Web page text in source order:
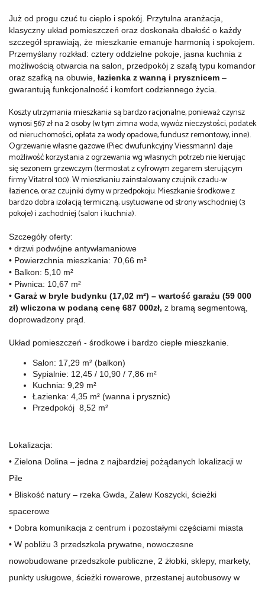
Już od progu czuć tu ciepło i spokój. Przytulna aranżacja,
klasyczny układ pomieszczeń oraz doskonała dbałość o każdy
szczegół sprawiają, że mieszkanie emanuje harmonią i spokojem.
Przemyślany rozkład: cztery oddzielne pokoje, jasna kuchnia z
możliwością otwarcia na salon, przedpokój z szafą typu komandor
oraz szafką na obuwie, łazienka z wanną i prysznicem –
gwarantują funkcjonalność i komfort codziennego życia.
Koszty utrzymania mieszkania są bardzo racjonalne, ponieważ czynsz
wynosi 567 zł na 2 osoby (w tym zimna woda, wywóz nieczystości, podatek
od nieruchomości, opłata za wody opadowe, fundusz remontowy, inne).
Ogrzewanie własne gazowe (Piec dwufunkcyjny Viessmann) daje
możliwość korzystania z ogrzewania wg własnych potrzeb nie kierując
się sezonem grzewczym (termostat z cyfrowym zegarem sterującym
firmy Vitatrol 100). W mieszkaniu zainstalowany czujnik czadu-w
łazience, oraz czujniki dymy w przedpokoju. Mieszkanie środkowe z
bardzo dobra izolacją termiczną, usytuowane od strony wschodniej (3
pokoje) i zachodniej (salon i kuchnia).
Szczegóły oferty:
• drzwi podwójne antywłamaniowe
• Powierzchnia mieszkania: 70,66 m²
• Balkon: 5,10 m²
• Piwnica: 10,67 m²
• Garaż w bryle budynku (17,02 m²) – wartość garażu (59 000
zł) wliczona w podaną cenę 687 000zł, z bramą segmentową,
doprowadzony prąd.
Układ pomieszczeń - środkowe i bardzo ciepłe mieszkanie.
Salon: 17,29 m² (balkon)
Sypialnie: 12,45 / 10,90 / 7,86 m²
Kuchnia: 9,29 m²
Łazienka: 4,35 m² (wanna i prysznic)
Przedpokój 8,52 m²
Lokalizacja:
• Zielona Dolina – jedna z najbardziej pożądanych lokalizacji w
Pile
• Bliskość natury – rzeka Gwda, Zalew Koszycki, ścieżki
spacerowe
• Dobra komunikacja z centrum i pozostałymi częściami miasta
• W pobliżu 3 przedszkola prywatne, nowoczesne
nowobudowane przedszkole publiczne, 2 żłobki, sklepy, markety,
punkty usługowe, ścieżki rowerowe, przestanej autobusowy w